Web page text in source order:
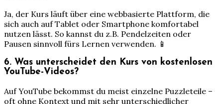
Ja, der Kurs läuft über eine webbasierte Plattform, die
sich auch auf Tablet oder Smartphone komfortabel
nutzen lässt. So kannst du z.B. Pendelzeiten oder
Pausen sinnvoll fürs Lernen verwenden. 📱
6. Was unterscheidet den Kurs von kostenlosen
YouTube-Videos?
Auf YouTube bekommst du meist einzelne Puzzleteile –
oft ohne Kontext und mit sehr unterschiedlicher